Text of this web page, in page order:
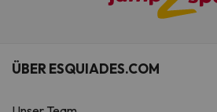
ÜBER ESQUIADES.COM